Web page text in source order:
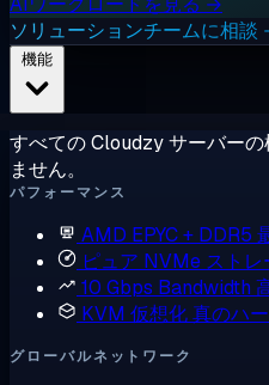
ソリューションチームに相談
すべての Cloudzy サーバー
ません。
パフォーマンス
AMD EPYC + DDR5
ピュア NVMe ストレ
10 Gbps Bandwidth
KVM 仮想化真のハ
グローバルネットワーク